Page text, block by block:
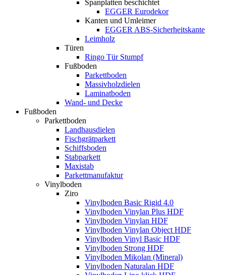
Spanplatten beschichtet
EGGER Eurodekor
Kanten und Umleimer
EGGER ABS-Sicherheitskante
Leimholz
Türen
Ringo Tür Stumpf
Fußboden
Parkettboden
Massivholzdielen
Laminatboden
Wand- und Decke
Fußboden
Parkettboden
Landhausdielen
Fischgrätparkett
Schiffsboden
Stabparkett
Maxistab
Parkettmanufaktur
Vinylboden
Ziro
Vinylboden Basic Rigid 4.0
Vinylboden Vinylan Plus HDF
Vinylboden Vinylan HDF
Vinylboden Vinylan Object HDF
Vinylboden Vinyl Basic HDF
Vinylboden Strong HDF
Vinylboden Mikolan (Mineral)
Vinylboden Naturalan HDF